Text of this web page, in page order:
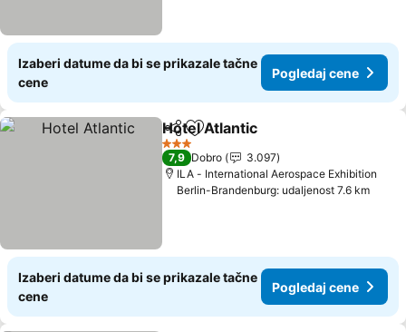
Izaberi datume da bi se prikazale tačne
cene
Pogledaj cene
Deli Dodati u favorite
Hotel Atlantic
3 Zvezdice
7,9 Dobro
3.097
ILA - International Aerospace Exhibition
Berlin-Brandenburg: udaljenost 7.6 km
Izaberi datume da bi se prikazale tačne
cene
Pogledaj cene